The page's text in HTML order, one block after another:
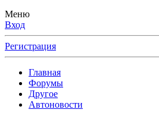
Меню
Вход
Регистрация
Главная
Форумы
Другое
Автоновости